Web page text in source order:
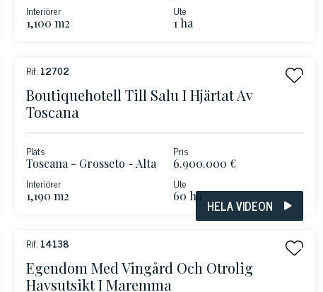
Interiörer
1,100 m2
Ute
1 ha
Rif: 12702
Boutiquehotell Till Salu I Hjärtat Av
Toscana
Plats
Toscana - Grosseto - Alta
Pris
6.900.000 €
Interiörer
1,190 m2
Ute
60 ha
HELA VIDEON
Rif: 14138
Egendom Med Vingård Och Otrolig
Havsutsikt I Maremma